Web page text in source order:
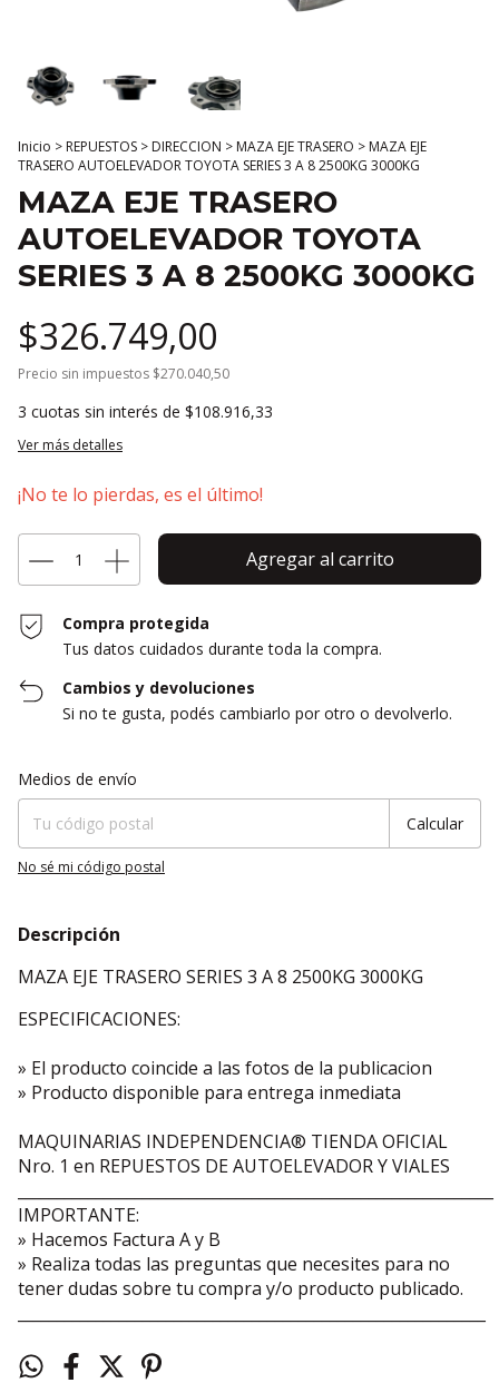
Inicio > REPUESTOS > DIRECCION > MAZA EJE TRASERO > MAZA EJE
TRASERO AUTOELEVADOR TOYOTA SERIES 3 A 8 2500KG 3000KG
MAZA EJE TRASERO
AUTOELEVADOR TOYOTA
SERIES 3 A 8 2500KG 3000KG
$326.749,00
Precio sin impuestos $270.040,50
3 cuotas sin interés de $108.916,33
Ver más detalles
¡No te lo pierdas, es el último!
Compra protegida
Tus datos cuidados durante toda la compra.
Cambios y devoluciones
Si no te gusta, podés cambiarlo por otro o devolverlo.
Entregas para el CP:
Medios de envío
Calcular
No sé mi código postal
Descripción
MAZA EJE TRASERO SERIES 3 A 8 2500KG 3000KG
ESPECIFICACIONES:
» El producto coincide a las fotos de la publicacion
» Producto disponible para entrega inmediata
MAQUINARIAS INDEPENDENCIA® TIENDA OFICIAL
Nro. 1 en REPUESTOS DE AUTOELEVADOR Y VIALES
IMPORTANTE:
» Hacemos Factura A y B
» Realiza todas las preguntas que necesites para no
tener dudas sobre tu compra y/o producto publicado.